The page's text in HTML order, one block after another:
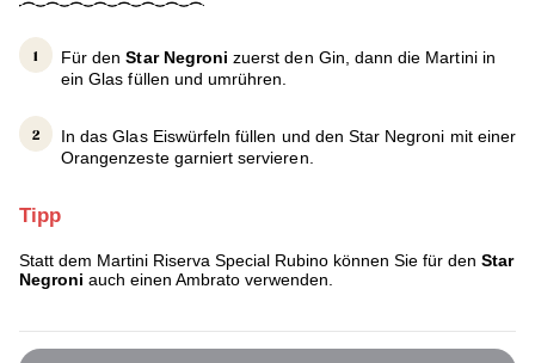
Für denStar Negroni zuerst den Gin, dann die Martini in
ein Glas füllen und umrühren.
In das Glas Eiswürfeln füllen und den Star Negroni mit einer
Orangenzeste garniert servieren.
Tipp
Statt dem Martini Riserva Special Rubino können Sie für den Star
Negroni auch einen Ambrato verwenden.